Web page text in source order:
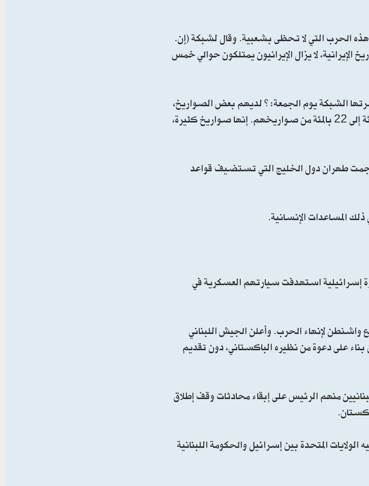
الحرب التي لا تحظى بشعبية. وقال لشبكة (إن.
لا يزال الإيرانيون يمتلكون حوالي خمس
الشبكة يوم الجمعة: ” لديهم بعض الصواريخ،
ولديهم بعض الطائرات المسيرة. أود أن أقول من حيث النسبة المئوية، ربما 21 بالمئة إلى 22 بالمئة من صواريخهم. إنها صواريخ كثيرة،
الحرب على إيران في 28 فبراير شباط، هاجمت طهران دول الخليج التي تستضيف قواعد
المساعدات الإنسانية.
إسرائيلية استهدفت سيارتهم العسكرية في
لإنهاء الحرب. وأعلن الجيش اللبناني
على دعوة من نظيره الباكستاني، دون تقديم
منهم الرئيس على إبقاء محادثات وقف إطلاق
المتحدة بين إسرائيل والحكومة اللبنانية